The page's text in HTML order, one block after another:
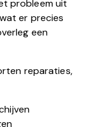
probleem uit
er precies
een
reparaties,